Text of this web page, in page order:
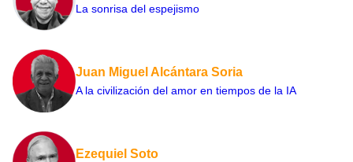
La sonrisa del espejismo
Juan Miguel Alcántara Soria
A la civilización del amor en tiempos de la IA
Ezequiel Soto